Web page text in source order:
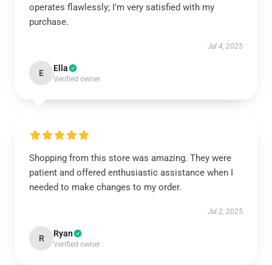
operates flawlessly; I’m very satisfied with my
purchase.
Jul 4, 2025
E Ella
Verified owner
Shopping from this store was amazing. They were
patient and offered enthusiastic assistance when I
needed to make changes to my order.
Jul 2, 2025
R Ryan
Verified owner